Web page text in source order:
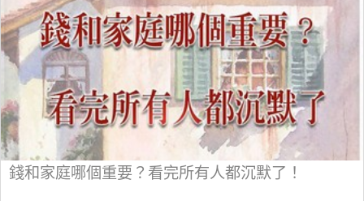
錢和家庭哪個重要？看完所有人都沉默了！